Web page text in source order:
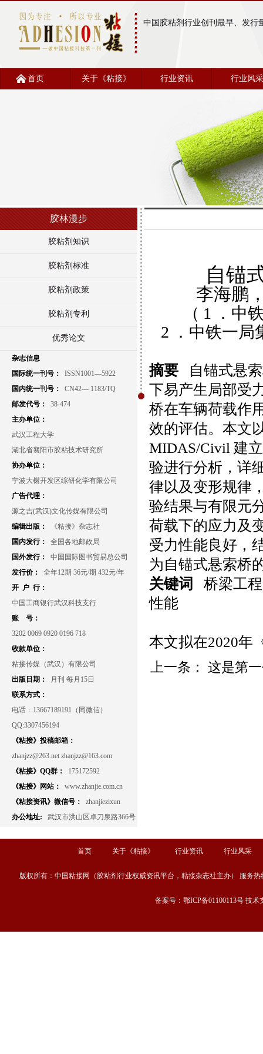
中国胶粘剂行业创刊最早、发行
首页 关于《粘接》 行业资讯 行业风采
胶林漫步
胶粘剂知识
胶粘剂标准
胶粘剂政策
胶粘剂专利
优秀论文
杂志信息
国际统一刊号：
ISSN1001—5922
国内统一刊号：
CN42— 1183/TQ
邮发代号：
38-474
主办单位：
武汉工程大学
湖北省襄阳市胶粘技术研究所
协办单位：
宁波大榭开发区综研化学有限公司
广告代理：
源之吉(武汉)文化传媒有限公司
编辑出版：
《粘接》杂志社
国内发行：
全国各地邮政局
国外发行：
中国国际图书贸易总公司
发行价：
全年12期 36元/期 432元/年
开 户 行：
中国工商银行武汉科技支行
账 号：
3202 0069 0920 0196 718
收款单位：
粘接传媒（武汉）有限公司
出版日期：
月刊 每月15日
联系方式：
电话：13667189191（同微信）
QQ:3307456194
《粘接》投稿邮箱：
zhanjzz@263.net zhanjzz@163.com
《粘接》QQ群：
175172592
《粘接》网站：
www.zhanjie.com.cn
《粘接资讯》微信号：
zhanjiezixun
办公地址:
武汉市洪山区卓刀泉路366号
自锚
李海鹏
（ 1
．中
2
．中铁一
摘要
自锚式悬
下易产生局部受
桥在车辆荷载作
效的评估。本文
MIDAS/Civil 建
验进行分析，详
律以及变形规律
验结果与有限元
荷载下的应力及
受力性能良好，
为自锚式悬索桥
关键词
桥梁工
性能
本文拟在2020年
上一条： 这是第
首页 关于《粘接》 行业资讯 行业风采
版权所有：中国粘接网（胶粘剂行业权威资讯平台，粘接杂志社主办） 服务热
备案号：鄂ICP备01100113号 技术